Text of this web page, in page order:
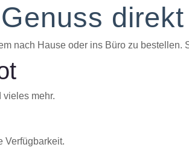
nach Hause oder ins Büro zu
vieles mehr.
Verfügbarkeit.